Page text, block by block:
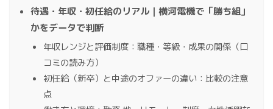
待遇・年収・初任給のリアル｜横河電機で「勝ち組」
かをデータで判断
年収レンジと評価制度：職種・等級・成果の関係（口
コミの読み方）
初任給（新卒）と中途のオファーの違い：比較の注意
点